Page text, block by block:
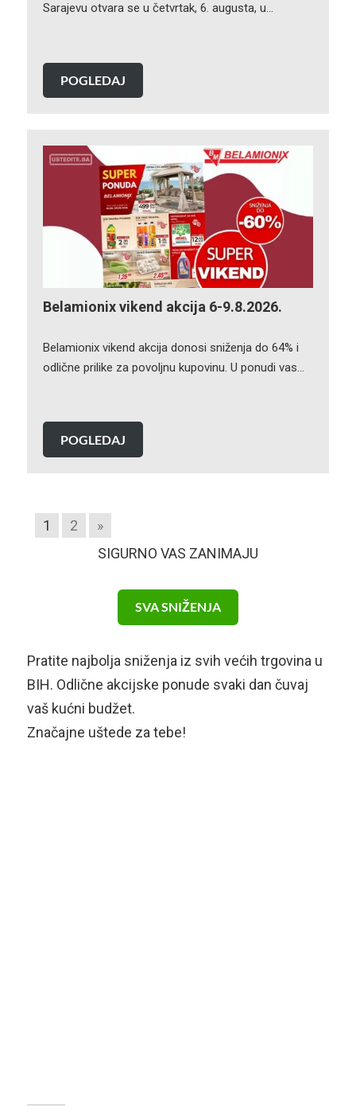
Sarajevu otvara se u četvrtak, 6. augusta, u…
POGLEDAJ
Belamionix vikend akcija 6-9.8.2026.
Belamionix vikend akcija donosi sniženja do 64% i
odlične prilike za povoljnu kupovinu. U ponudi vas…
POGLEDAJ
1 2
»
SIGURNO VAS ZANIMAJU
SVA SNIŽENJA
Pratite najbolja sniženja iz svih većih trgovina u
BIH. Odlične akcijske ponude svaki dan čuvaj
vaš kućni budžet.
Značajne uštede za tebe!